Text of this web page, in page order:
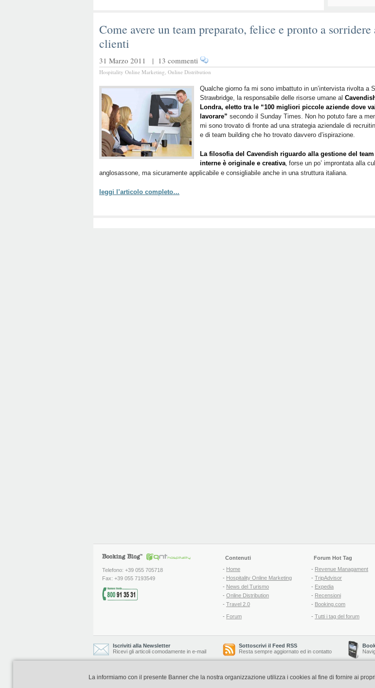
Come avere un team preparato, felice e pronto a
clienti
31 Marzo 2011 | 13 commenti
Hospitality Online Marketing, Online Distribution
Qualche giorno fa mi sono imbattuto in un’intervista rivolta a
Strawbridge, la responsabile delle risorse umane al
Londra, eletto tra le “100 migliori piccole aziende dove
lavorare” secondo il Sunday Times. Non ho potuto fare a
mi sono trovato di fronte ad una strategia aziendale di
e di team building che ho trovato davvero d’ispirazione.
La filosofia del Cavendish riguardo alla gestione del
interne è originale e creativa, forse un po’ improntata alla
anglosassone, ma sicuramente applicabile e consigliabile anche in una struttura italiana.
leggi l’articolo completo…
Telefono: +39 055 705718
Fax: +39 055 7193549
Contenuti
- Home
- Hospitality Online Marketing
- News del Turismo
- Online Distribution
- Travel 2.0
- Forum
Forum Hot Tag
- Revenue Managament
- TripAdvisor
- Expedia
- Recensioni
- Booking.com
- Tutti i tag del forum
Iscriviti alla Newsletter
Ricevi gli articoli comodamente in e-mail
Sottoscrivi il Feed RSS
Resta sempre aggiornato ed in contatto
Booking Blog è realizzato e curato da Copyright © 2006-2026 QNT
La informiamo con il presente Banner che la nostra organizzazione utilizza i cookies al fine di fornire ai